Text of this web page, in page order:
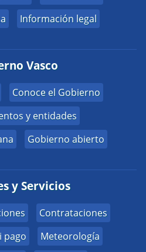
Información legal
Vasco
Conoce el Gobierno
y entidades
Gobierno abierto
y Servicios
Contrataciones
pago
Meteorología